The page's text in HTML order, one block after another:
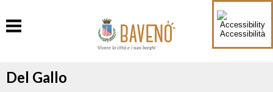
Accessibilità
Vivere la città e i suoi borghi
Del Gallo